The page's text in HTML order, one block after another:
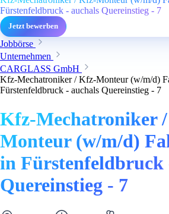
Fürstenfeldbruck - auchals Quereinstieg - 7
Jetzt bewerben
Jobbörse
Unternehmen
CARGLASS GmbH
Kfz-Mechatroniker / Kfz-Monteur (w/m/d)
Fürstenfeldbruck - auchals Quereinstieg - 7
Kfz-Mechatroniker
Monteur (w/m/d)
in Fürstenfeldbruck
Quereinstieg - 7